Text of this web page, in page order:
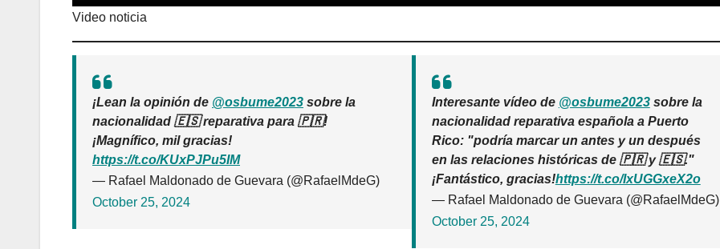
Video noticia
¡Lean la opinión de @osbume2023 sobre la
nacionalidad 🇪🇸 reparativa para 🇵🇷!
¡Magnífico, mil gracias!
https://t.co/KUxPJPu5IM
— Rafael Maldonado de Guevara (@RafaelMdeG)
October 25, 2024
Interesante vídeo de @osbume2023sobre la
nacionalidad reparativa española a Puerto
Rico: "podría marcar un antes y un después
en las relaciones históricas de 🇵🇷 y 🇪🇸."
¡Fantástico, gracias!https://t.co/IxUGGxeX2o
— Rafael Maldonado de Guevara (@RafaelMdeG)
October 25, 2024